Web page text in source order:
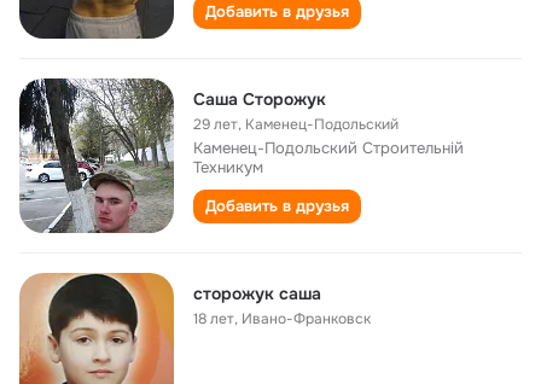
Добавить в друзья
Саша Сторожук
29 лет, Каменец-Подольский
Каменец-Подольский Строительній
Техникум
Добавить в друзья
сторожук саша
18 лет, Ивано-Франковск